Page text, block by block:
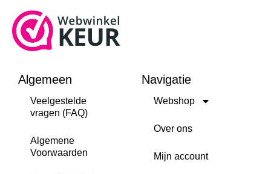
Algemeen
Veelgestelde
vragen (FAQ)
Algemene
Voorwaarden
Navigatie
Webshop
Over ons
Mijn account